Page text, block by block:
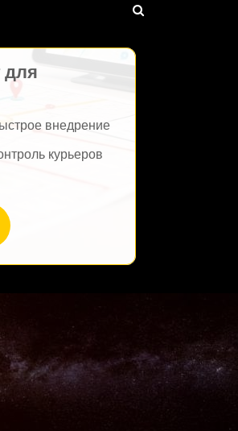
внедрение
курьеров